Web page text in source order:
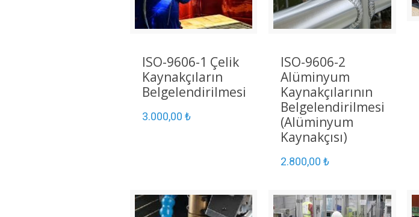
ISO-9606-1 Çelik
Kaynakçıların
Belgelendirilmesi
3.000,00 ₺
ISO-9606-2
Alüminyum
Kaynakçılarının
Belgelendirilmesi
(Alüminyum
Kaynakçısı)
2.800,00 ₺